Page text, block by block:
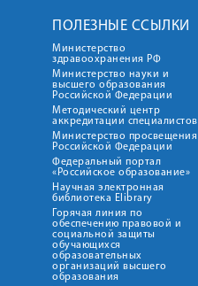
ПОЛЕЗНЫЕ ССЫЛКИ
Министерство
здравоохранения РФ
Министерство науки и
высшего образования
Российской Федерации
Методический центр
аккредитации специалистов
Министерство просвещения
Российской Федерации
Федеральный портал
«Российское образование»
Научная электронная
библиотека Elibrary
Горячая линия по
обеспечению правовой и
социальной защиты
обучающихся
образовательных
организаций высшего
образования